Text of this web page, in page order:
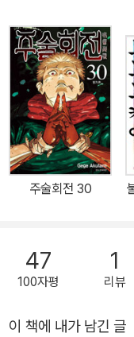
주술회전 30
47
100자평
1
리뷰
이 책에 내가 남긴 글